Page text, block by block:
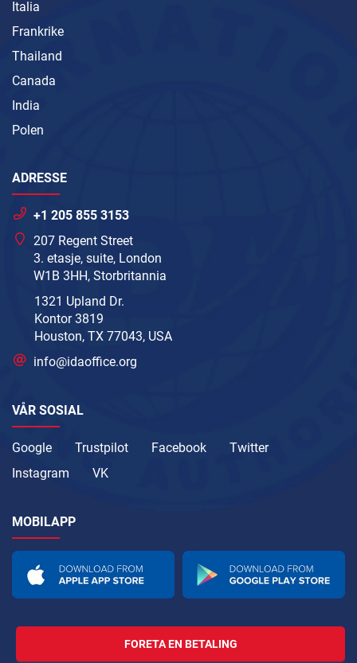
Italia
Frankrike
Thailand
Canada
India
Polen
ADRESSE
+1 205 855 3153
207 Regent Street
3. etasje, suite, London
W1B 3HH, Storbritannia
1321 Upland Dr.
Kontor 3819
Houston, TX 77043, USA
info@idaoffice.org
VÅR SOSIAL
Google Trustpilot Facebook
Twitter
Instagram
VK
MOBILAPP
FORETA EN BETALING